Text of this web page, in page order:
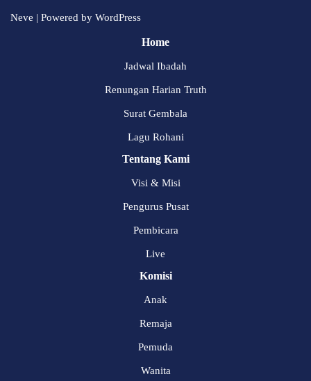
Neve | Powered by WordPress
Home
Jadwal Ibadah
Renungan Harian Truth
Surat Gembala
Lagu Rohani
Tentang Kami
Visi & Misi
Pengurus Pusat
Pembicara
Live
Komisi
Anak
Remaja
Pemuda
Wanita